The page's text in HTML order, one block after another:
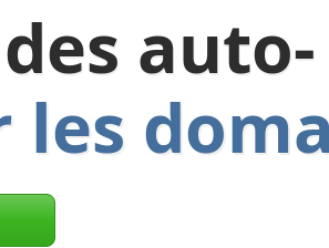
auto-
les